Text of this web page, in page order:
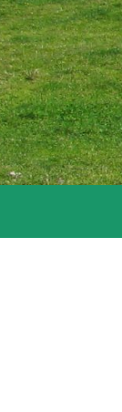
Skip
to
content